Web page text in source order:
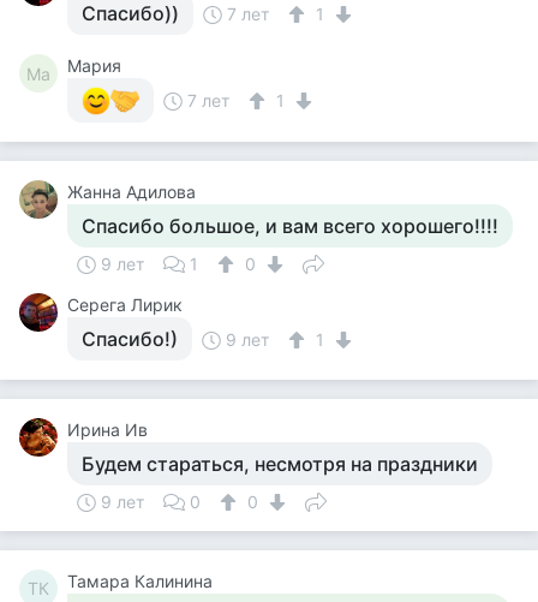
Спасибо)) 7 лет 1
Ма
Мария
7 лет
1
Жанна Адилова
Спасибо большое, и вам всего хорошего!!!!
9 лет 1
0
Серега Лирик
Спасибо!) 9 лет 1
Ирина Ив
Будем стараться, несмотря на праздники
9 лет 0 0
ТК Тамара Калинина